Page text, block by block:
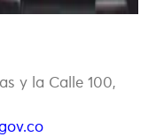
y la Calle 100,